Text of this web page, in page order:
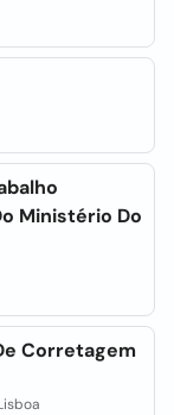
Ministério Do
Corretagem